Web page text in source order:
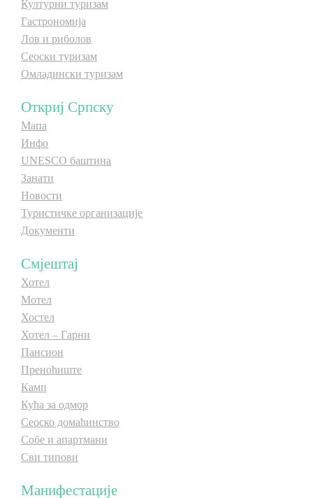
Манифестације
Смјештај
Фото
Видео
E-Brochure
Културни туризам
Гастрономија
Лов и риболов
Сеоски туризам
Омладински туризам
Откриј Српску
Мапа
Инфо
UNESCO баштина
Занати
Новости
Туристичке организације
Документи
Смјештај
Хотел
Мотел
Хостел
Хотел – Гарни
Пансион
Преноћиште
Камп
Кућа за одмор
Сеоско домаћинство
Собе и апартмани
Сви типови
Манифестације